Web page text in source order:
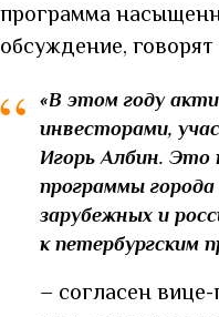
программа
обсуждение,
«В этом году
инвесторами,
Игорь Албин.
программы
зарубежных и
к петербургским
– согласен